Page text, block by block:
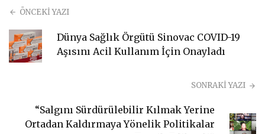
ÖNCEKİ YAZI
Dünya Sağlık Örgütü Sinovac COVID-19
Aşısını Acil Kullanım İçin Onayladı
SONRAKİ YAZI
“Salgını Sürdürülebilir Kılmak Yerine
Ortadan Kaldırmaya Yönelik Politikalar